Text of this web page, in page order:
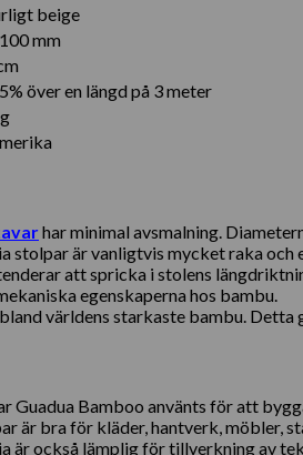
beige
mm
över en längd på 3 meter
har minimal avsmalning.
stolpar är vanligtvis mycket raka och
att spricka i stolens
egenskaperna hos bambu.
världens starkaste bambu.
Guadua Bamboo använts för att
är bra för kläder, hantverk, möbler,
är också lämplig för tillverkning av